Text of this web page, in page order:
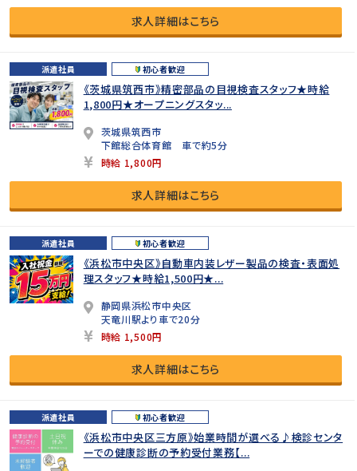
求人詳細はこちら
派遣社員 初心者歓迎
《茨城県筑西市》精密部品の目視検査スタッフ★時給
1,800円★オープニングスタッ...
茨城県筑西市
下館総合体育館 車で約5分
時給 1,800円
求人詳細はこちら
派遣社員 初心者歓迎
《浜松市中央区》自動車内装レザー製品の検査・表面処
理スタッフ★時給1,500円★...
静岡県浜松市中央区
天竜川駅より車で20分
時給 1,500円
求人詳細はこちら
派遣社員 初心者歓迎
《浜松市中央区三方原》始業時間が選べる♪検診センタ
ーでの健康診断の予約受付業務【...